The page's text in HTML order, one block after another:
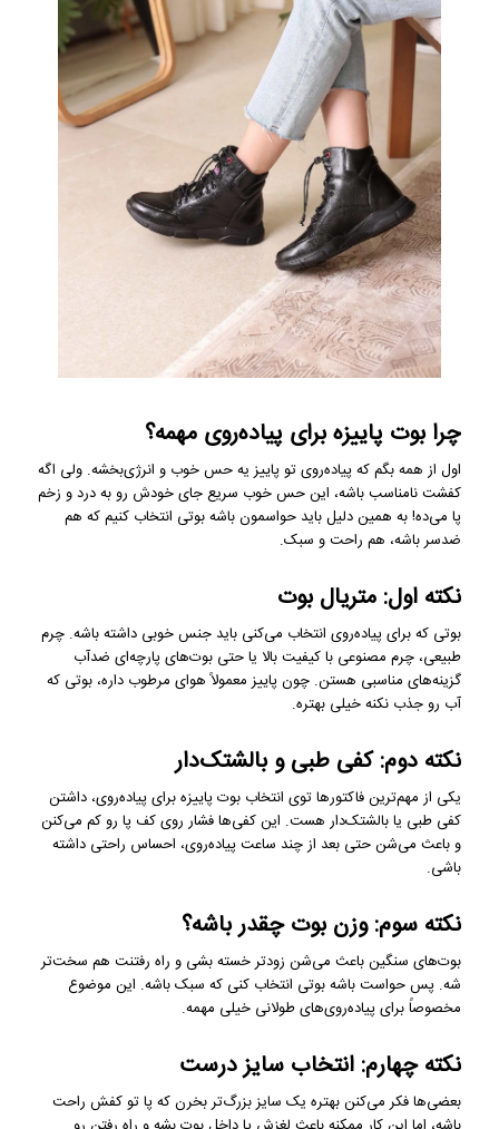
چرا بوت پاییزه برای پیاده‌روی مهمه؟
اول از همه بگم که پیاده‌روی تو پاییز یه حس خوب و انرژی‌بخشه. ولی اگه
کفشت نامناسب باشه، این حس خوب سریع جای خودش رو به درد و زخم
پا می‌ده! به همین دلیل باید حواسمون باشه بوتی انتخاب کنیم که هم
ضدسر باشه، هم راحت و سبک.
نکته اول: متریال بوت
بوتی که برای پیاده‌روی انتخاب می‌کنی باید جنس خوبی داشته باشه. چرم
طبیعی، چرم مصنوعی با کیفیت بالا یا حتی بوت‌های پارچه‌ای ضدآب
گزینه‌های مناسبی هستن. چون پاییز معمولاً هوای مرطوب داره، بوتی که
آب رو جذب نکنه خیلی بهتره.
نکته دوم: کفی طبی و بالشتک‌دار
یکی از مهم‌ترین فاکتورها توی انتخاب بوت پاییزه برای پیاده‌روی، داشتن
کفی طبی یا بالشتک‌دار هست. این کفی‌ها فشار روی کف پا رو کم می‌کنن
و باعث می‌شن حتی بعد از چند ساعت پیاده‌روی، احساس راحتی داشته
باشی.
نکته سوم: وزن بوت چقدر باشه؟
بوت‌های سنگین باعث می‌شن زودتر خسته بشی و راه رفتنت هم سخت‌تر
شه. پس حواست باشه بوتی انتخاب کنی که سبک باشه. این موضوع
مخصوصاً برای پیاده‌روی‌های طولانی خیلی مهمه.
نکته چهارم: انتخاب سایز درست
بعضی‌ها فکر می‌کنن بهتره یک سایز بزرگ‌تر بخرن که پا تو کفش راحت